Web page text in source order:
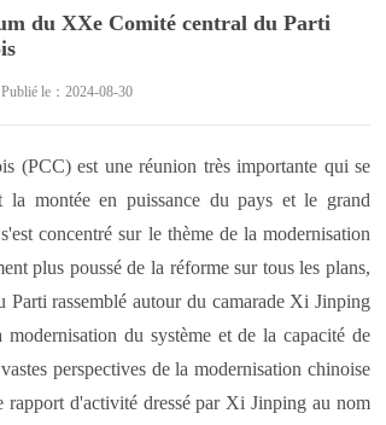
du XXe Comité central du Parti
le：2024-08-30
(PCC) est une réunion très importante qui se
la montée en puissance du pays et le grand
concentré sur le thème de la modernisation
plus poussé de la réforme sur tous les plans,
rassemblé autour du camarade Xi Jinping
du système et de la capacité de
perspectives de la modernisation chinoise
rapport d'activité dressé par Xi Jinping au nom